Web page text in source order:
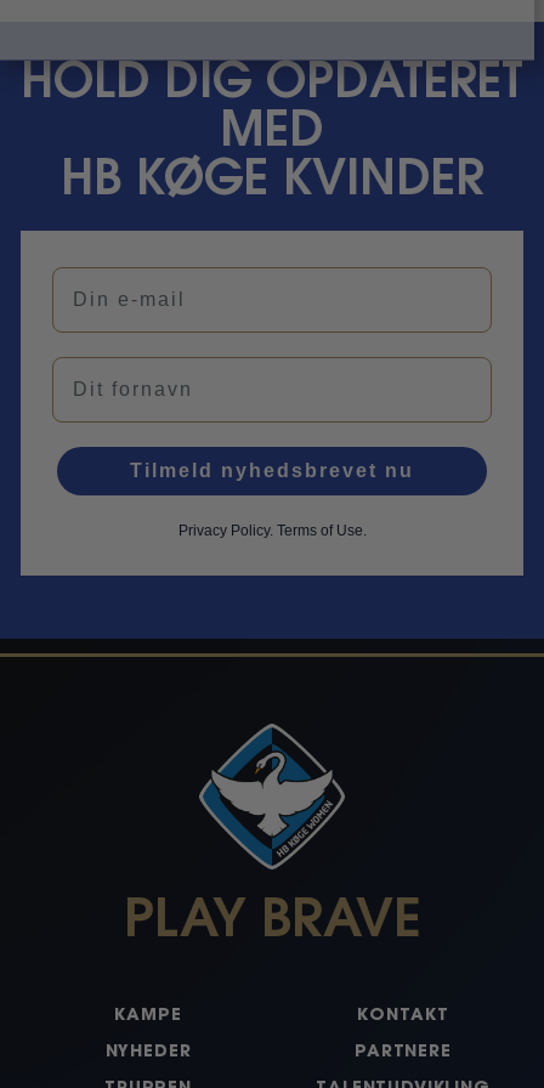
HOLD DIG OPDATERET
MED
HB KØGE KVINDER
Din e-mail
Navn
Tilmeld nyhedsbrevet nu
Privacy Policy. Terms of Use.
PLAY BRAVE
KAMPE
NYHEDER
KONTAKT
PARTNERE